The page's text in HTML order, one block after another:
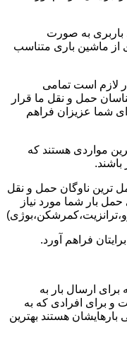
باربری به صورت
از ماشین باری متناسب
لازم است تمامی
حمل و نقل ما قرار
شما عزیزان فراهم
مواردی هستند که
باشند.
ترین ناوگان حمل و نقل
بار شما مورد نیاز
فراهم آورد.
ارسال بار به
برای افرادی که به
هستند بهترین